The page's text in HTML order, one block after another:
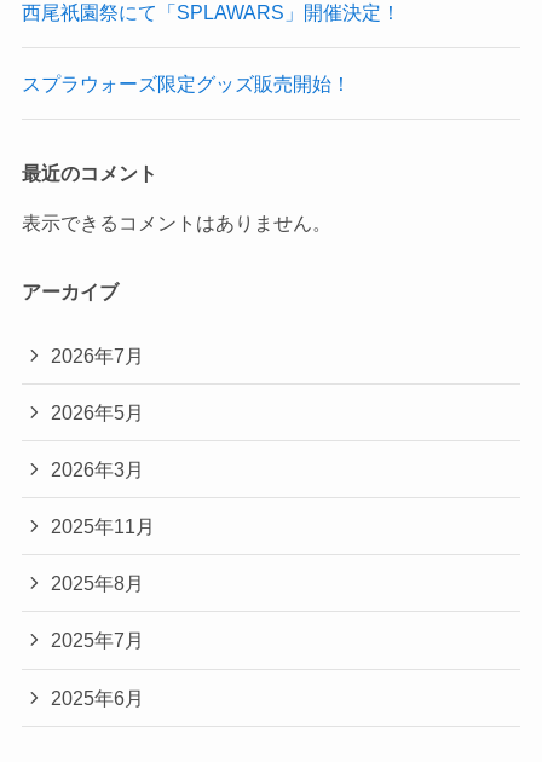
西尾祇園祭にて「SPLAWARS」開催決定！
スプラウォーズ限定グッズ販売開始！
最近のコメント
表示できるコメントはありません。
アーカイブ
2026年7月
2026年5月
2026年3月
2025年11月
2025年8月
2025年7月
2025年6月